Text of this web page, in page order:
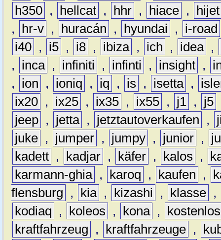
h350 , hellcat , hhr , hiace ,
hijet
,
hr-v , huracán , hyundai ,
i-road
i40 , i5 , i8 , ibiza , ich , idea ,
,
inca , infiniti , infinti , insight ,
,
ion , ioniq , iq , is , isetta ,
ix20 , ix25 , ix35 , ix55 , j1 , j5
jeep , jetta , jetztautoverkaufen ,
juke , jumper , jumpy , junior ,
kadett , kadjar , käfer , kalos ,
karmann-ghia , karoq , kaufen ,
flensburg
, kia , kizashi , klasse ,
kodiaq
, koleos , kona ,
kostenlos
kraftfahrzeug
, kraftfahrzeuge ,